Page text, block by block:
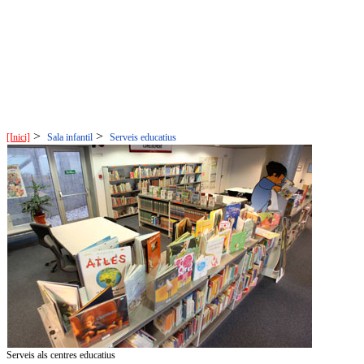
[Inici] > Sala infantil > Serveis educatius
Serveis als centres educatius